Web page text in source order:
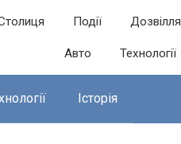
Події Дозвілля
Авто Технології
Історія